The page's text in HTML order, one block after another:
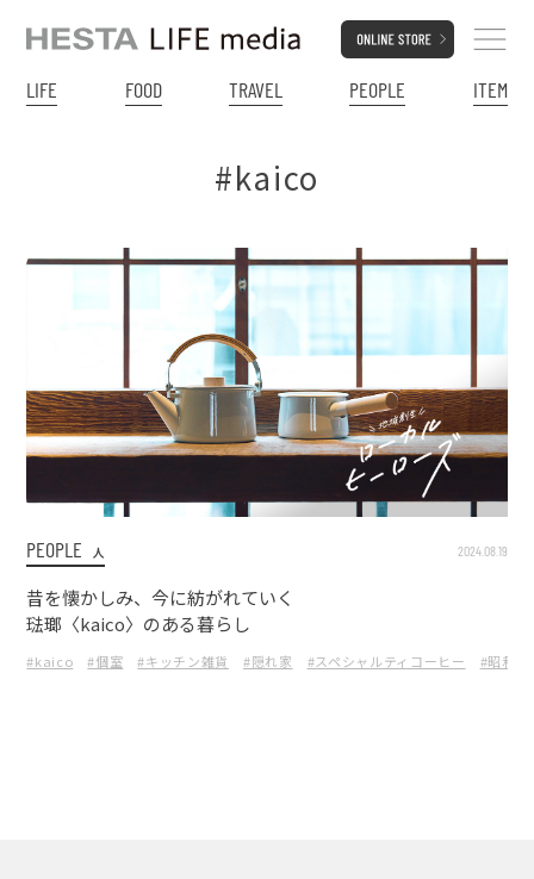
LIFE FOOD TRAVEL PEOPLE ITEM
#kaico
PEOPLE 人 2024.08.19
昔を懐かしみ、今に紡がれていく
琺瑯〈kaico〉のある暮らし
#kaico #個室 #キッチン雑貨 #隠れ家 #スペシャルティコーヒー #昭和レ